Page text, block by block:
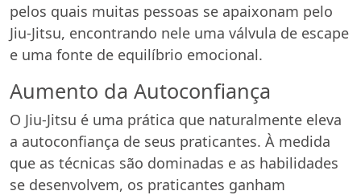
pelos quais muitas pessoas se apaixonam pelo
Jiu-Jitsu, encontrando nele uma válvula de escape
e uma fonte de equilíbrio emocional.
Aumento da Autoconfiança
O Jiu-Jitsu é uma prática que naturalmente eleva
a autoconfiança de seus praticantes. À medida
que as técnicas são dominadas e as habilidades
se desenvolvem, os praticantes ganham